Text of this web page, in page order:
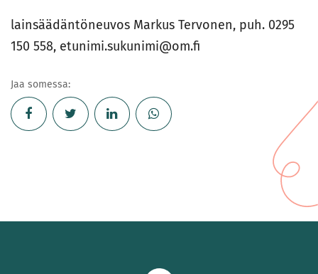
lainsäädäntöneuvos Markus Tervonen, puh. 0295
150 558, etunimi.sukunimi@om.fi
Jaa somessa: